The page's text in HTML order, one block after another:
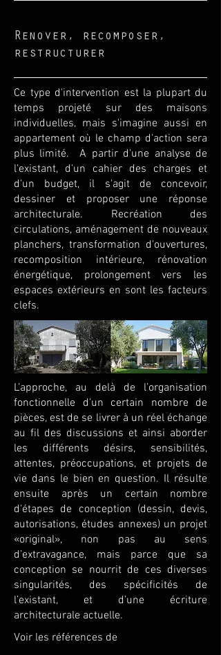
Renover, recomposer,
restructurer
Ce type d'intervention est la plupart du
temps projeté sur des maisons
individuelles, mais s'imagine aussi en
appartement où le champ d'action sera
plus limité. A partir d'une analyse de
l'existant, d'un cahier des charges et
d'un budget, il s'agit de concevoir,
dessiner et proposer une réponse
architecturale. Recréation des
circulations, aménagement de nouveaux
planchers, transformation d'ouvertures,
recomposition intérieure, rénovation
énergétique, prolongement vers les
espaces extérieurs en sont les facteurs
clefs.
L’approche, au delà de l’organisation
fonctionnelle d’un certain nombre de
pièces, est de se livrer à un réel échange
au fil des discussions et ainsi aborder
les différents désirs, sensibilités,
attentes, préoccupations, et projets de
vie dans le bien en question. Il résulte
ensuite après un certain nombre
d'étapes de conception (dessin, devis,
autorisations, études annexes) un projet
«original», non pas au sens
d’extravagance, mais parce que sa
conception se nourrit de ces diverses
singularités, des spécificités de
l’existant, et d’une écriture
architecturale actuelle.
Voir les références de